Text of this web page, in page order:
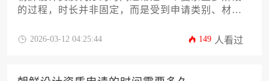
的过程，时长并非固定，而是受到申请类别、材料
际工作节奏等多重因素的综合影响。对于希望进入
2026-03-12 04:25:44 149 人看过